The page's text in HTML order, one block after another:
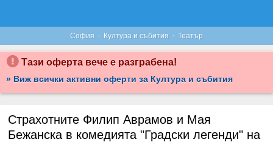
София · Култура и събития · Театър
Тази оферта вече е разграбена!
» Виж всички активни оферти за Култура и събития
Страхотните Филип Аврамов и Мая
Бежанска в комедията "Градски легенди" на